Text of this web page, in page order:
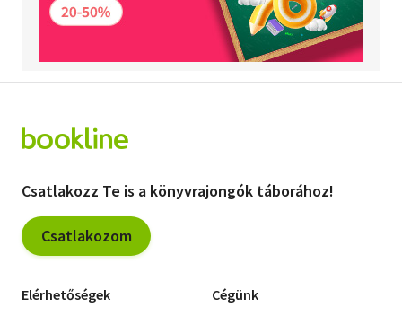
Csatlakozz Te is a könyvrajongók táborához!
Csatlakozom
Elérhetőségek Cégünk